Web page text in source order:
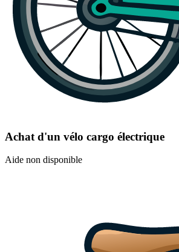
Achat d'un vélo cargo électrique
Aide non disponible